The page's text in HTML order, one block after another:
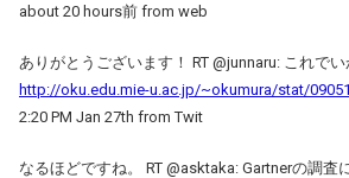
about 20 hours前 from web
ありがとうございます！ RT @junnaru: これで
http://oku.edu.mie-u.ac.jp/~okumura/stat/
2:20 PM Jan 27th from Twit
なるほどですね。 RT @asktaka: Gartnerの調査